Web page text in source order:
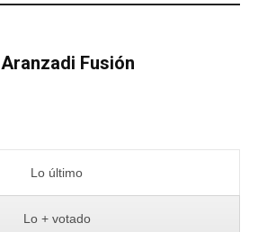
Aranzadi Fusión
Lo último
Lo + votado